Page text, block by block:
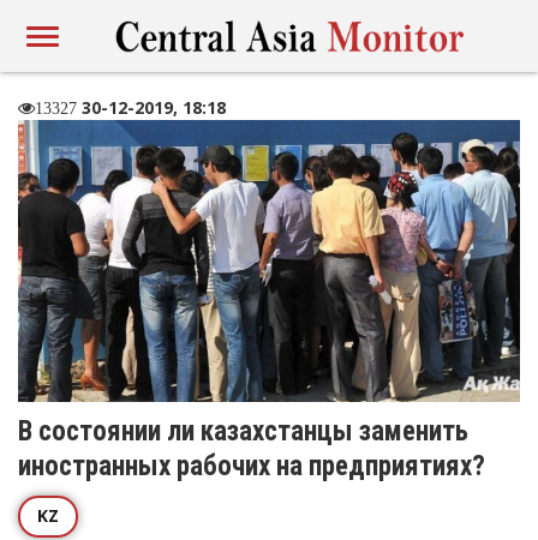
13327 30-12-2019, 18:18
В состоянии ли казахстанцы заменить
иностранных рабочих на предприятиях?
KZ